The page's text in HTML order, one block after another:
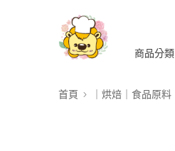
商品分類
首頁 ｜烘焙｜食品原料